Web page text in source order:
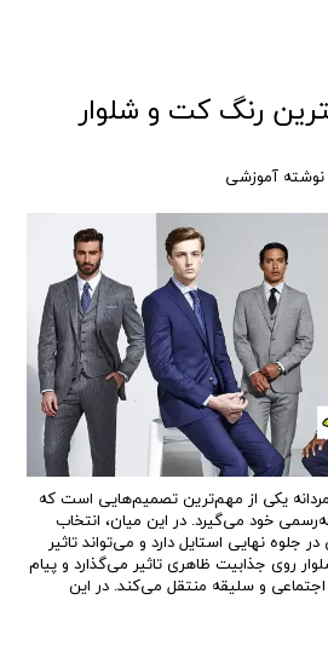
رنگ کت و شلوار
نوشته آموزشی
یکی از مهم‌ترین تصمیم‌هایی است که
خود می‌گیرد. در این میان، انتخاب
نهایی استایل دارد و می‌تواند تاثیر
روی جذابیت ظاهری تاثیر می‌گذارد و پیام
و سلیقه منتقل می‌کند. در این